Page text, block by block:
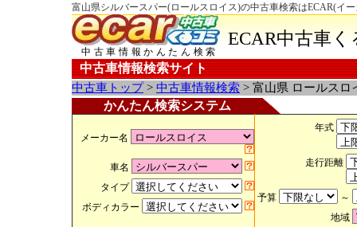
富山県シルバースパー(ロールスロイス)の中古車検索はECAR(イ
中古車情報かんたん検索
ECAR中古車
中古車情報検索サイト
中古車トップ> 中古車情報検索 > 富山県 ロールスロ
かんたん検索システム
メーカー名
車名
タイプ
ボディカラー
年式
走行距離
予算
～
地域